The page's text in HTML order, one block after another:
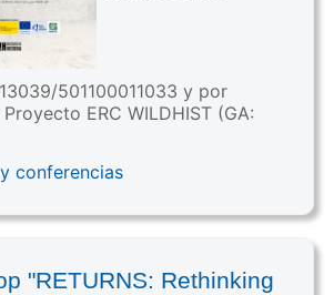
501100011033 y por
Proyecto ERC WILDHIST (GA:
conferencias
"RETURNS: Rethinking